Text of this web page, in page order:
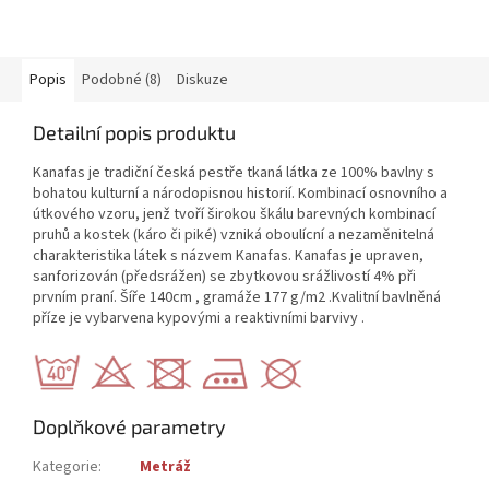
Popis Podobné (8) Diskuze
Detailní popis produktu
Kanafas je tradiční česká pestře tkaná látka ze 100% bavlny s
bohatou kulturní a národopisnou historií. Kombinací osnovního a
útkového vzoru, jenž tvoří širokou škálu barevných kombinací
pruhů a kostek (káro či piké) vzniká oboulícní a nezaměnitelná
charakteristika látek s názvem Kanafas. Kanafas je upraven,
sanforizován (předsrážen) se zbytkovou srážlivostí 4% při
prvním praní. Šíře 140cm , gramáže 177 g/m2 .Kvalitní bavlněná
příze je vybarvena kypovými a reaktivními barvivy .
Doplňkové parametry
Kategorie:
Metráž